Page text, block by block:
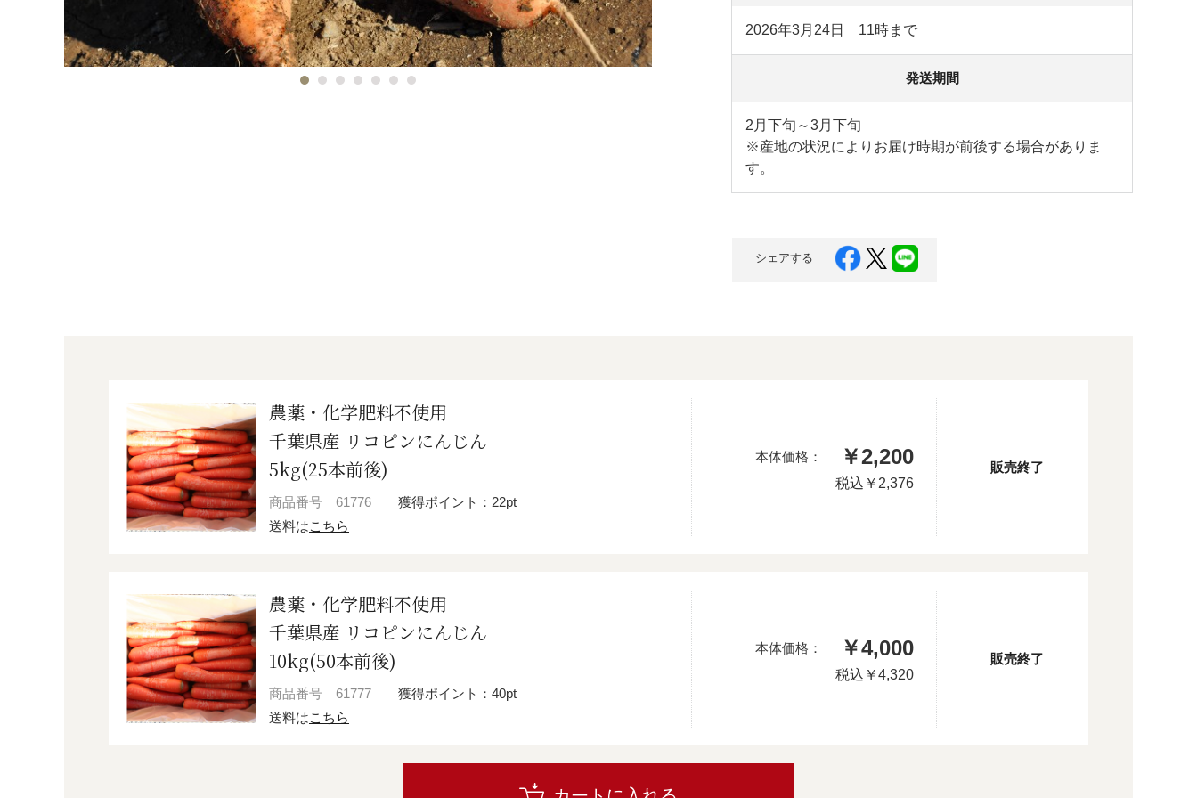
2026年3月24日 11時まで
発送期間
2月下旬～3月下旬
※産地の状況によりお届け時期が前後する場合がありま
す。
シェアする
農薬・化学肥料不使用
千葉県産 リコピンにんじん
5kg(25本前後)
商品番号 61776
獲得ポイント：22pt
送料はこちら
本体価格： ￥2,200
税込 ￥2,376
販売終了
農薬・化学肥料不使用
千葉県産 リコピンにんじん
10kg(50本前後)
商品番号 61777
獲得ポイント：40pt
送料はこちら
本体価格： ￥4,000
税込 ￥4,320
販売終了